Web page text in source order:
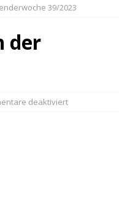
Dillweißenstein
PF-Bits lebt nicht mehr
39/2023
der
deaktiviert